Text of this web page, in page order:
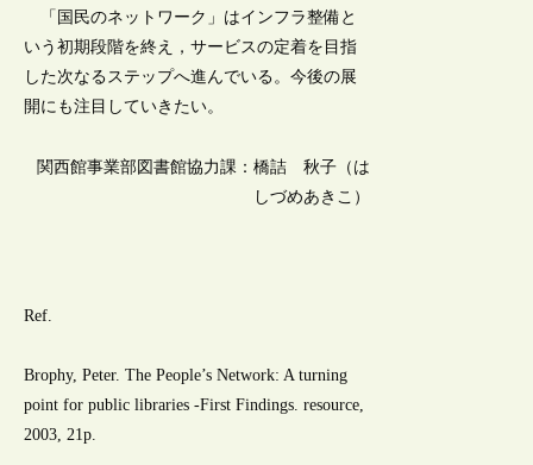
「国民のネットワーク」はインフラ整備と
いう初期段階を終え，サービスの定着を目指
した次なるステップへ進んでいる。今後の展
開にも注目していきたい。
関西館事業部図書館協力課：橋詰 秋子（は
しづめあきこ）
Ref.
Brophy, Peter. The People’s Network: A turning
point for public libraries -First Findings. resource,
2003, 21p.